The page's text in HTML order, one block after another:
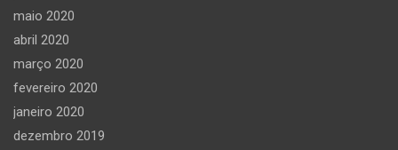
maio 2020
abril 2020
março 2020
fevereiro 2020
janeiro 2020
dezembro 2019